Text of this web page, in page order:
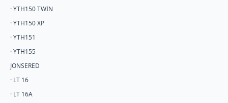
· YTH150 TWIN
· YTH150 XP
· YTH151
· YTH155
JONSERED
· LT 16
· LT 16A